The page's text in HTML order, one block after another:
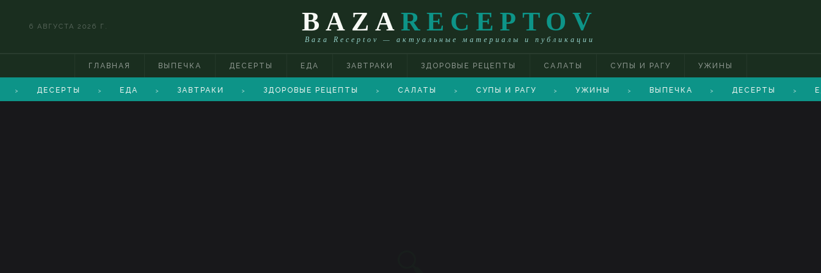
6 АВГУСТА 2026 Г. BAZA RECEPTOV
Baza Receptov — актуальные материалы и публикации
ГЛАВНАЯ ВЫПЕЧКА ДЕСЕРТЫ ЕДА ЗАВТРАКИ ЗДОРОВЫЕ РЕЦЕПТЫ САЛАТЫ СУПЫ И РАГУ УЖИНЫ
> ДЕСЕРТЫ > ЕДА > ЗАВТРАКИ > ЗДОРОВЫЕ РЕЦЕПТЫ > САЛАТЫ > СУПЫ И РАГУ > УЖИНЫ > ВЫПЕЧКА > ДЕСЕРТЫ >